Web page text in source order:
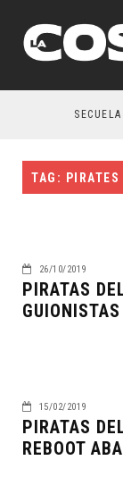
SECUELA
TAG: PIRATES
26/10/2019
PIRATAS
15/02/2019
PIRATAS
REBOOT